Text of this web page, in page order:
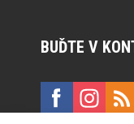
BUĎTE V